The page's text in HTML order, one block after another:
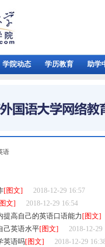
学院动态 学历教育 助学
语
[图文]
2018-12-29 16:57
文]
2018-12-29 16:54
提高自己的英语口语能力 [图文]
己英语水平[图文]
2018-12-29
英语吗[图文]
2018-12-29